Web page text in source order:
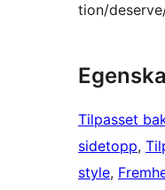
tion/
Tilpasset
sidetopp,
style,